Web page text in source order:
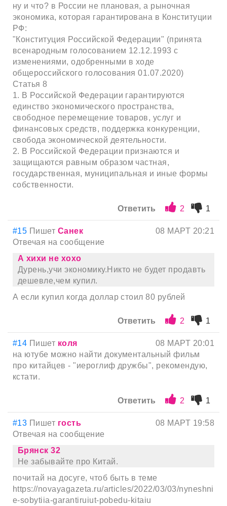
ну и что? в России не плановая, а рыночная
экономика, которая гарантирована в Конституции
РФ:
"Конституция Российской Федерации" (принята
всенародным голосованием 12.12.1993 с
изменениями, одобренными в ходе
общероссийского голосования 01.07.2020)
Статья 8
1. В Российской Федерации гарантируются
единство экономического пространства,
свободное перемещение товаров, услуг и
финансовых средств, поддержка конкуренции,
свобода экономической деятельности.
2. В Российской Федерации признаются и
защищаются равным образом частная,
государственная, муниципальная и иные формы
собственности.
Ответить 2 1
#15 Пишет Санек
08 МАРТ 20:21
Отвечая на сообщение
А хихи не хохо
Дурень,учи экономику.Никто не будет продавть
дешевле,чем купил.
А если купил когда доллар стоил 80 рублей
Ответить 2 1
#14 Пишет коля
08 МАРТ 20:01
на ютубе можно найти документальный фильм
про китайцев - "иероглиф дружбы", рекомендую,
кстати.
Ответить 2 1
#13 Пишет гость
08 МАРТ 19:58
Отвечая на сообщение
Брянск 32
Не забывайте про Китай.
почитай на досуге, чтоб быть в теме
https://novayagazeta.ru/articles/2022/03/03/nyneshni
e-sobytiia-garantiruiut-pobedu-kitaiu